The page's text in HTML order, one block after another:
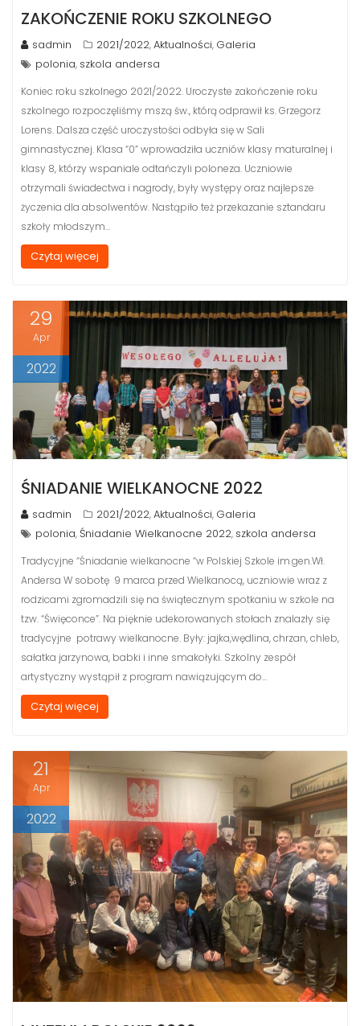
ZAKOŃCZENIE ROKU SZKOLNEGO
sadmin 2021/2022,Aktualności, Galeria
polonia, szkola andersa
Koniec roku szkolnego 2021/2022. Uroczyste zakończenie roku
szkolnego rozpoczęliśmy mszą św., którą odprawił ks. Grzegorz
Lorens. Dalsza część uroczystości odbyła się w Sali
gimnastycznej. Klasa “0” wprowadziła uczniów klasy maturalnej i
klasy 8, którzy wspaniale odtańczyli poloneza. Uczniowie
otrzymali świadectwa i nagrody, były występy oraz najlepsze
życzenia dla absolwentów. Nastąpiło też przekazanie sztandaru
szkoły młodszym…
Czytaj więcej
29
Apr
2022
ŚNIADANIE WIELKANOCNE 2022
sadmin 2021/2022,Aktualności, Galeria
polonia,Śniadanie Wielkanocne 2022, szkola andersa
Tradycyjne “Śniadanie wielkanocne “w Polskiej Szkole im.gen.Wł.
Andersa W sobotę 9 marca przed Wielkanocą, uczniowie wraz z
rodzicami zgromadzili się na świątecznym spotkaniu w szkole na
tzw. “Święconce”. Na pięknie udekorowanych stołach znalazły się
tradycyjne potrawy wielkanocne. Były: jajka,wędlina, chrzan, chleb,
sałatka jarzynowa, babki i inne smakołyki. Szkolny zespół
artystyczny wystąpił z program nawiązującym do…
Czytaj więcej
21
Apr
2022